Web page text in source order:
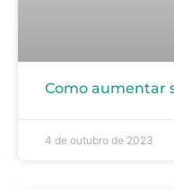
Como aumentar
4 de outubro de 2023